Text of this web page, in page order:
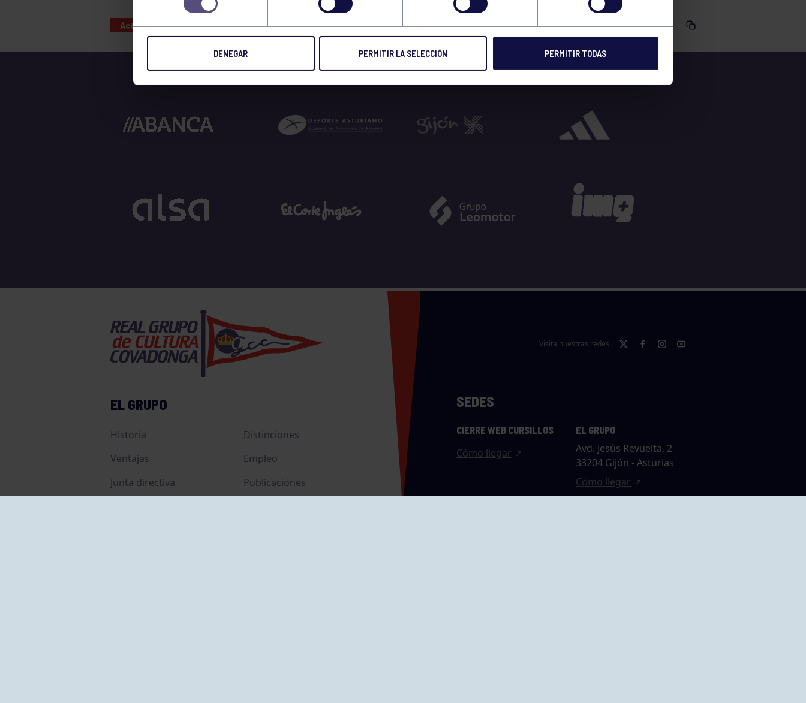
DENEGAR PERMITIR LA SELECCIÓN PERMITIR TODAS
Actividades deportivas 03 JUN 2023 Comparte
EL GRUPO
Historia
Distinciones
Ventajas
Empleo
Junta directiva
Publicaciones
Visita nuestras redes
SEDES
CIERRE WEB CURSILLOS
Cómo llegar
EL GRUPO
Avd. Jesús Revuelta, 2
33204 Gijón - Asturias
Cómo llegar